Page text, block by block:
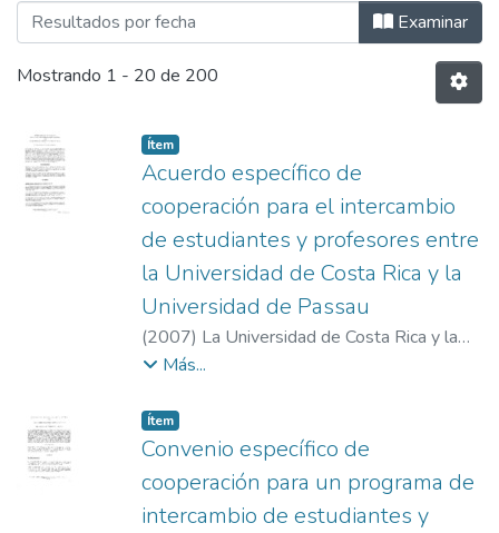
Examinar
Mostrando 1 - 20 de 200
Item type:
Ítem,
Acuerdo específico de
cooperación para el intercambio
de estudiantes y profesores entre
la Universidad de Costa Rica y la
Universidad de Passau
(2007) La Universidad de Costa Rica y la
Universidad de Passau
Más...
Item type:
Ítem,
Convenio específico de
cooperación para un programa de
intercambio de estudiantes y